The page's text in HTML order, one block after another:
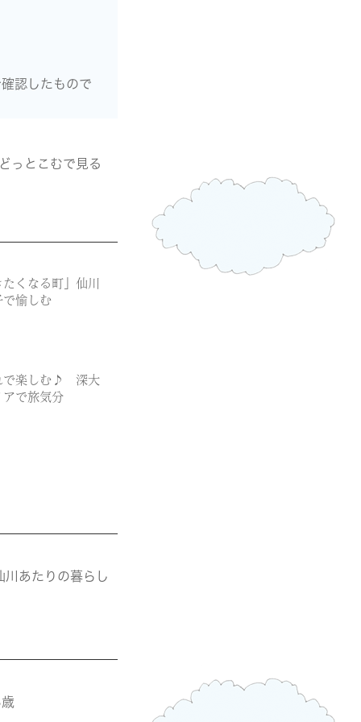
認したもので
っとこむで見る
くなる町」仙川
愉しむ
で楽しむ♪ 深大
で旅気分
川あたりの暮らし